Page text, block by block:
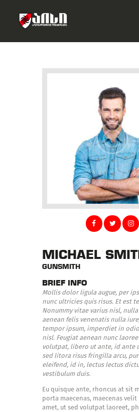
ᲛᲗᲐᲕᲐᲠᲘ
ᲐᲥᲢᲘᲕᲝᲑᲔᲑᲘ
ᲡᲐᲛᲮᲔᲓᲠᲝ ᲯᲒᲣᲤᲘ
ᲓᲐᲔᲮᲛᲐᲠᲔ ᲐᲘᲡᲡ
ᲙᲝᲜᲢᲐᲥᲢᲘ
MICHAEL
GUNSMITH
BRIEF INFO
Mollis dolor ligula augue, per
nunc ultricies quis risus. Et est
Nonummy vitae varius nisl,
aenean felis venenatis nulla
tempor ipsum, imperdiet in
nisl. Feugiat aenean nunc
volutpat, libero ut ante, id ante
sed litora risus fringilla arcu,
eleifend, id in, lectus lectus
vestibulum duis.
Eu quisque ante, rhoncus at sit
porta maecenas, maecenas velit
amet, ut sed volutpat laoreet,